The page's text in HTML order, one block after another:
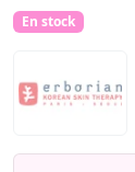
En stock